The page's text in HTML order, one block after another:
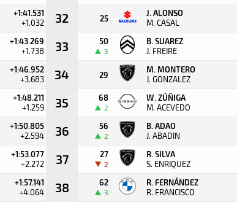
+1:41.531
+1.032 32 25
J. ALONSO
M. CASAL
+1:43.269
+1.738 33 50
3
B. SUAREZ
J. FREIRE
+1:46.952
+3.683 34 29
M. MONTERO
J. GONZALEZ
+1:48.211
+1.259 35 68
2
W. ZÚÑIGA
M. ACEVEDO
+1:50.805
+2.594 36 56
2
B. ADAO
J. ABADIN
+1:53.077
+2.272 37 27
2
R. SILVA
S. ENRIQUEZ
+1:57.141
+4.064 38 62
3
R. FERNÁNDEZ
R. FRANCISCO